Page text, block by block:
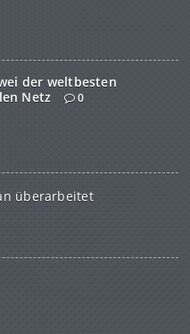
der weltbesten
Netz
0
überarbeitet